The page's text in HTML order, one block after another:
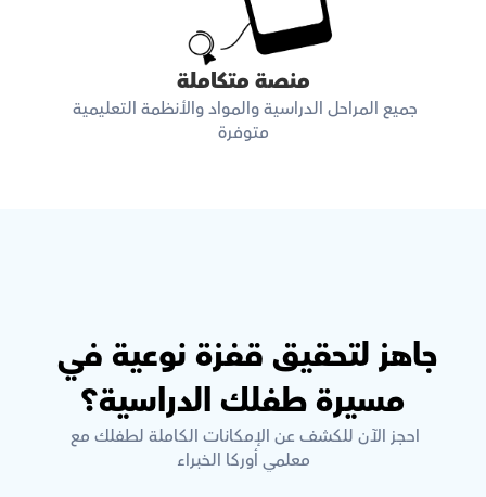
منصة متكاملة
متوفرة
مسيرة طفلك الدراسية؟
معلمي أوركا الخبراء